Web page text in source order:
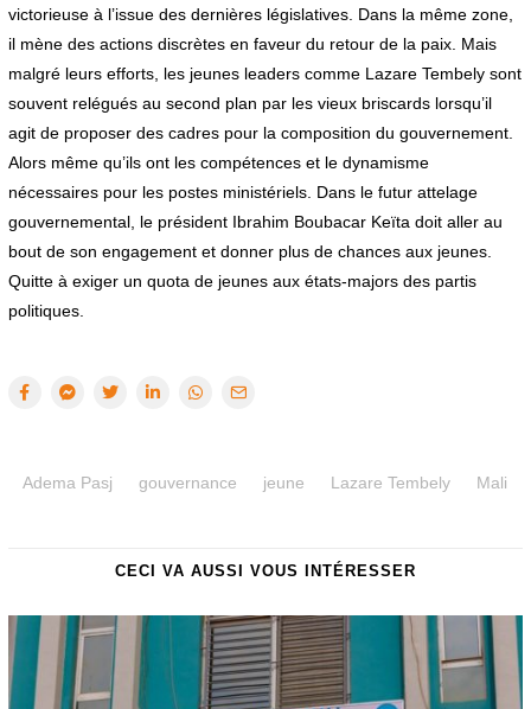
victorieuse à l’issue des dernières législatives. Dans la même zone,
il mène des actions discrètes en faveur du retour de la paix. Mais
malgré leurs efforts, les jeunes leaders comme Lazare Tembely sont
souvent relégués au second plan par les vieux briscards lorsqu’il
agit de proposer des cadres pour la composition du gouvernement.
Alors même qu’ils ont les compétences et le dynamisme
nécessaires pour les postes ministériels. Dans le futur attelage
gouvernemental, le président Ibrahim Boubacar Keïta doit aller au
bout de son engagement et donner plus de chances aux jeunes.
Quitte à exiger un quota de jeunes aux états-majors des partis
politiques.
Adema Pasj gouvernance jeune Lazare Tembely Mali
CECI VA AUSSI VOUS INTÉRESSER